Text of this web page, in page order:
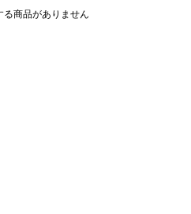
る商品がありません